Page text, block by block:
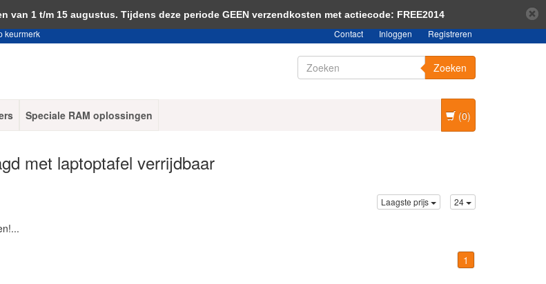
keurmerk Contact Inloggen Registreren
Zoeken
Speciale RAM oplossingen (0)
met laptoptafel verrijdbaar
Laagste prijs 24
1
van cookies om onze website te verbeteren. Dit bericht verbergen Meer over cookies »
van 1 t/m 15 augustus. Tijdens deze periode GEEN verzendkosten met actiecode: FREE2014